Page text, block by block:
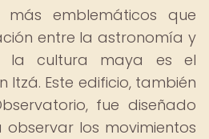
emblemáticos que
entre la astronomía y
la cultura maya es el
Itzá. Este edificio, también
fue diseñado
los movimientos